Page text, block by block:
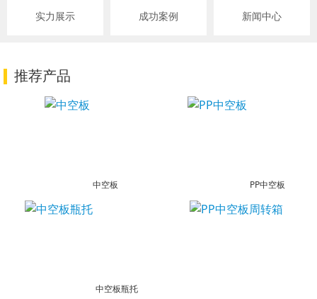
实力展示 成功案例 新闻中心
推荐产品
中空板 PP中空板
中空板瓶托